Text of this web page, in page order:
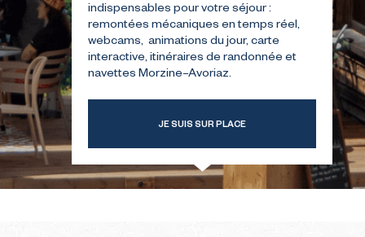
GUIDE POUR VOTRE
PREMIÈRE ÉTÉ
indispensables pour votre séjour :
remontées mécaniques en temps réel,
webcams, animations du jour, carte
interactive, itinéraires de randonnée et
navettes Morzine–Avoriaz.
JE SUIS SUR PLACE